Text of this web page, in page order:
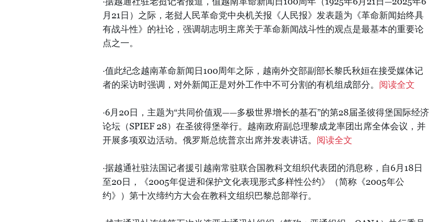
月21日）之际，老挝人民革命党中央机关报《人民报》发表题为《革命新闻始终具
有战斗性》的社论，强调胡志明主席关于革命新闻战斗性的观点是最基本的重要论
点之一。
·值此纪念越南革命新闻日100周年之际，越南外交部副部长黎氏秋姮在接受媒体记
者的采访时强调，对外新闻正是对外工作中不可分割的有机组成部分。 阅读全文
·6月20日，主题为“共同价值观——多极世界增长的基石”的第28届圣彼得堡国际经济
论坛（SPIEF 28）在圣彼得堡举行。越南政府副总理黎成龙率团出席全体会议，并
开展多项双边活动。俄罗斯总统普京出席并发表讲话。 阅读全文
·据越通社驻法国记者援引越南常驻联合国教科文组织代表团的消息称，自6月18日
至20日，《2005年促进和保护文化表现形式多样性公约》（简称《2005年公
约》）第十次缔约方大会在教科文组织巴黎总部举行。